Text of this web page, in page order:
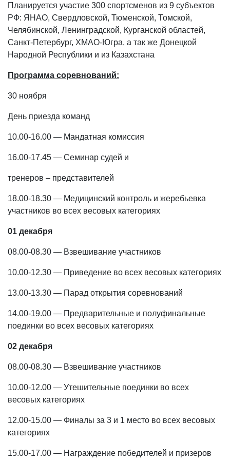
Планируется участие 300 спортсменов из 9 субъектов
РФ: ЯНАО, Свердловской, Тюменской, Томской,
Челябинской, Ленинградской, Курганской областей,
Санкт-Петербург, ХМАО-Югра, а так же Донецкой
Народной Республики и из Казахстана
Программа соревнований:
30 ноября
День приезда команд
10.00-16.00 — Мандатная комиссия
16.00-17.45 — Семинар судей и
тренеров – представителей
18.00-18.30 — Медицинский контроль и жеребьевка
участников во всех весовых категориях
01 декабря
08.00-08.30 — Взвешивание участников
10.00-12.30 — Приведение во всех весовых категориях
13.00-13.30 — Парад открытия соревнований
14.00-19.00 — Предварительные и полуфинальные
поединки во всех весовых категориях
02 декабря
08.00-08.30 — Взвешивание участников
10.00-12.00 — Утешительные поединки во всех
весовых категориях
12.00-15.00 — Финалы за 3 и 1 место во всех весовых
категориях
15.00-17.00 — Награждение победителей и призеров